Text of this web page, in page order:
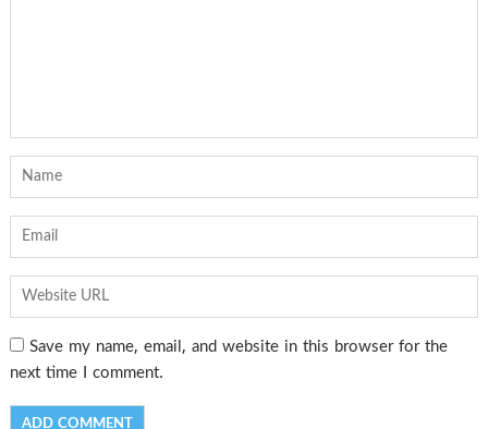
Save my name, email, and website in this browser for the
next time I comment.